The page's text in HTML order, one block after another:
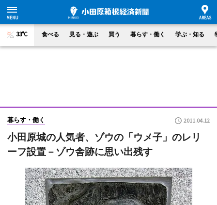
33°C 食べる 見る・遊ぶ 買う 暮らす・働く 学ぶ・知る
暮らす・働く 2011.04.12
小田原城の人気者、ゾウの「ウメ子」のレリ
ーフ設置－ゾウ舎跡に思い出残す